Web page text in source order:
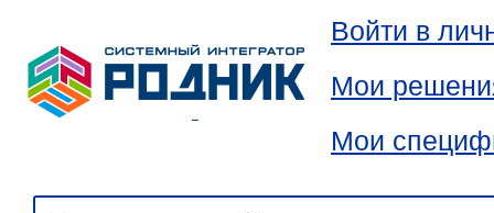
Войти в
Мои
Мои